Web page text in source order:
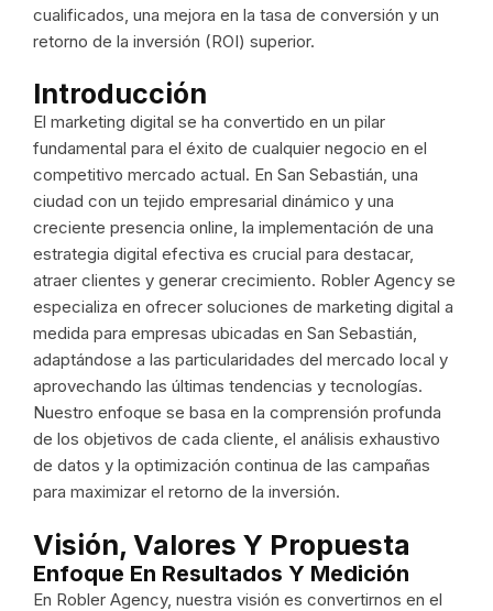
cualificados, una mejora en la tasa de conversión y un
retorno de la inversión (ROI) superior.
Introducción
El marketing digital se ha convertido en un pilar
fundamental para el éxito de cualquier negocio en el
competitivo mercado actual. En San Sebastián, una
ciudad con un tejido empresarial dinámico y una
creciente presencia online, la implementación de una
estrategia digital efectiva es crucial para destacar,
atraer clientes y generar crecimiento. Robler Agency se
especializa en ofrecer soluciones de marketing digital a
medida para empresas ubicadas en San Sebastián,
adaptándose a las particularidades del mercado local y
aprovechando las últimas tendencias y tecnologías.
Nuestro enfoque se basa en la comprensión profunda
de los objetivos de cada cliente, el análisis exhaustivo
de datos y la optimización continua de las campañas
para maximizar el retorno de la inversión.
Visión, Valores Y Propuesta
Enfoque En Resultados Y Medición
En Robler Agency, nuestra visión es convertirnos en el